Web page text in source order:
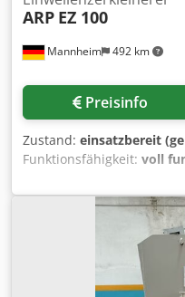
Mannheim 492 km
ARP EZ 100
Preisinfo
Zustand: einsatzbereit
Funktionsfähigkeit: voll
PS), Einwellenschredder
für Kabel, Holz, Späne, 2
mm, Hydraulikaggregat,
Maschine stand ca. 12
,einsatzbereit Codpfxeznn